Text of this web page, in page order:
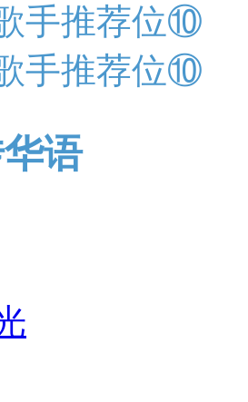
手推荐位⑩
手推荐位⑩
语